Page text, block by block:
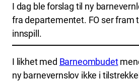
I dag ble forslag til ny
fra departementet. FO ser fram
innspill.
I likhet med Barneombudet
ny barnevernslov ikke i